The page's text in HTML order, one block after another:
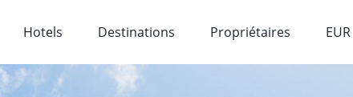
Hotels Destinations Propriétaires EUR